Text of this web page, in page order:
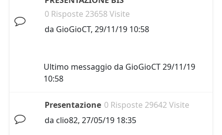
0 Risposte 23658 Visite
da GioGioCT, 29/11/19 10:58
Ultimo messaggio da GioGioCT29/11/19
10:58
Presentazione 0 Risposte 29642 Visite
da clio82, 27/05/19 18:35